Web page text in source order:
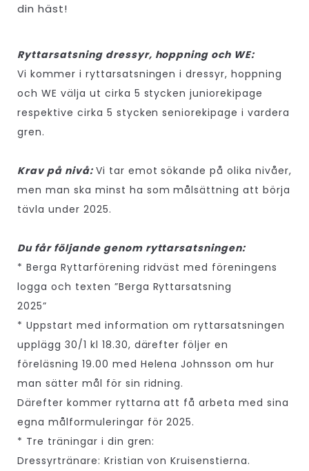
din häst!
Ryttarsatsning dressyr, hoppning och WE:
Vi kommer i ryttarsatsningen i dressyr, hoppning
och WE välja ut cirka 5 stycken juniorekipage
respektive cirka 5 stycken seniorekipage i vardera
gren.
Krav på nivå: Vi tar emot sökande på olika nivåer,
men man ska minst ha som målsättning att börja
tävla under 2025.
Du får följande genom ryttarsatsningen:
* Berga Ryttarförening ridväst med föreningens
logga och texten ”Berga Ryttarsatsning
2025”
* Uppstart med information om ryttarsatsningen
upplägg 30/1 kl 18.30, därefter följer en
föreläsning 19.00 med Helena Johnsson om hur
man sätter mål för sin ridning.
Därefter kommer ryttarna att få arbeta med sina
egna målformuleringar för 2025.
* Tre träningar i din gren:
Dressyrtränare: Kristian von Kruisenstierna.